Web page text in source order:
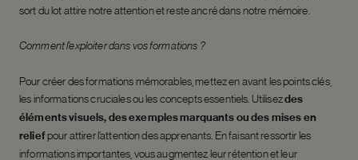
sort du lot attire notre attention et reste ancré dans notre mémoire.
Comment l’exploiter dans vos formations ?
Pour créer des formations mémorables, mettez en avant les points clés,
les informations cruciales ou les concepts essentiels. Utilisezdes
éléments visuels, des exemples marquants ou des mises en
reliefpour attirer l’attention des apprenants. En faisant ressortir les
informations importantes, vous augmentez leur rétention et leur